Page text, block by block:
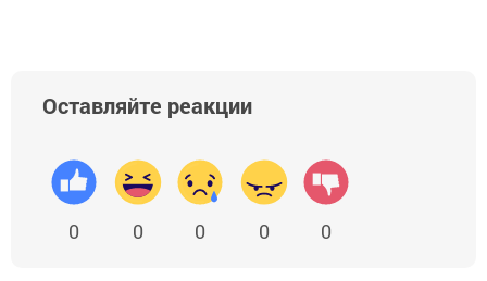
Оставляйте реакции
0 0 0 0 0